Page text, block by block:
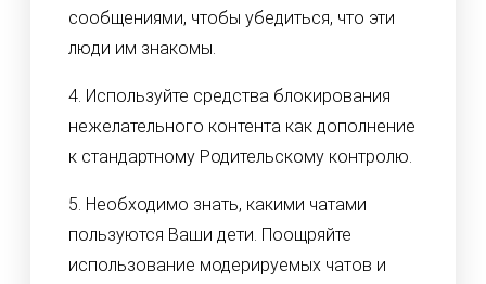
сообщениями, чтобы убедиться, что эти
люди им знакомы.
4. Используйте средства блокирования
нежелательного контента как дополнение
к стандартному Родительскому контролю.
5. Необходимо знать, какими чатами
пользуются Ваши дети. Поощряйте
использование модерируемых чатов и